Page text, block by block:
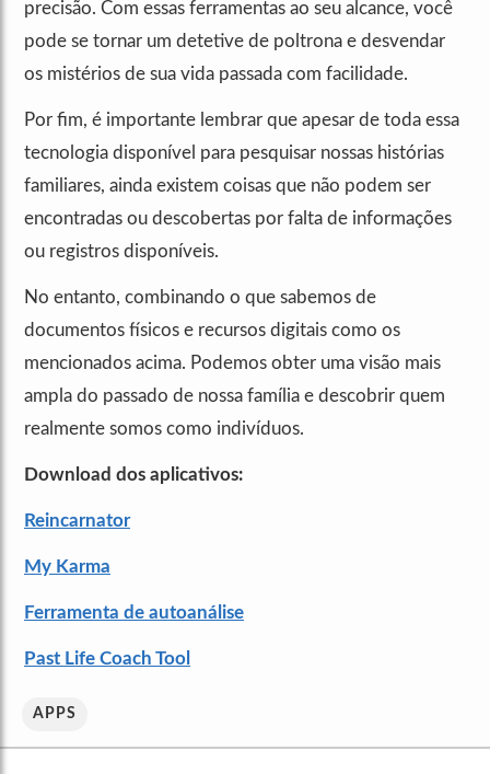
precisão. Com essas ferramentas ao seu alcance, você
pode se tornar um detetive de poltrona e desvendar
os mistérios de sua vida passada com facilidade.
Por fim, é importante lembrar que apesar de toda essa
tecnologia disponível para pesquisar nossas histórias
familiares, ainda existem coisas que não podem ser
encontradas ou descobertas por falta de informações
ou registros disponíveis.
No entanto, combinando o que sabemos de
documentos físicos e recursos digitais como os
mencionados acima. Podemos obter uma visão mais
ampla do passado de nossa família e descobrir quem
realmente somos como indivíduos.
Download dos aplicativos:
Reincarnator
My Karma
Ferramenta de autoanálise
Past Life Coach Tool
APPS